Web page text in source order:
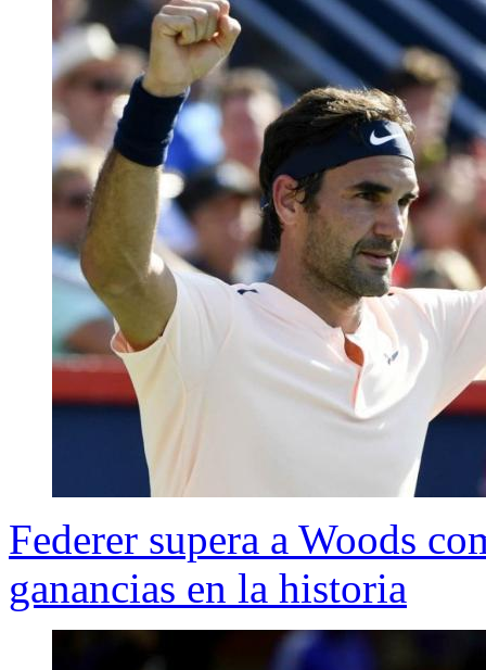
Federer supera a Woods
ganancias en la historia